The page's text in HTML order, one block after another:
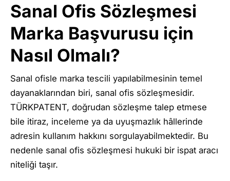
Sanal Ofis Sözleşmesi
Marka Başvurusu için
Nasıl Olmalı?
Sanal ofisle marka tescili yapılabilmesinin temel
dayanaklarından biri, sanal ofis sözleşmesidir.
TÜRKPATENT, doğrudan sözleşme talep etmese
bile itiraz, inceleme ya da uyuşmazlık hâllerinde
adresin kullanım hakkını sorgulayabilmektedir. Bu
nedenle sanal ofis sözleşmesi hukuki bir ispat aracı
niteliği taşır.